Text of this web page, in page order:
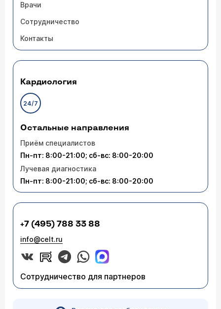
Врачи
Сотрудничество
Контакты
Кардиология
24/7
Остальные направления
Приём специалистов
Пн-пт: 8:00-21:00; сб-вс: 8:00-20:00
Лучевая диагностика
Пн-пт: 8:00-21:00; сб-вс: 8:00-20:00
+7 (495) 788 33 88
info@celt.ru
Сотрудничество для партнеров